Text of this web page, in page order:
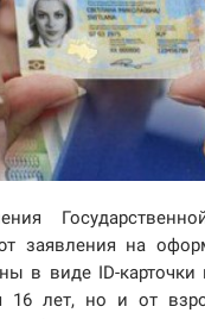
заявления на
в виде ID-карточки
16 лет, но и от